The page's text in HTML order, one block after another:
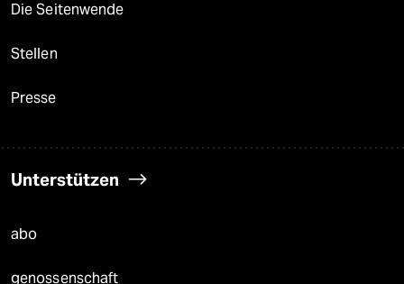
Die Seitenwende
Stellen
Presse
Unterstützen
abo
genossenschaft